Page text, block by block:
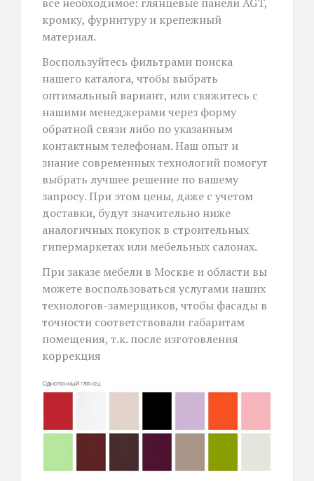
кромку, фурнитуру и крепежный
материал.
Воспользуйтесь фильтрами поиска
нашего каталога, чтобы выбрать
оптимальный вариант, или свяжитесь с
нашими менеджерами через форму
обратной связи либо по указанным
контактным телефонам. Наш опыт и
знание современных технологий помогут
выбрать лучшее решение по вашему
запросу. При этом цены, даже с учетом
доставки, будут значительно ниже
аналогичных покупок в строительных
гипермаркетах или мебельных салонах.
При заказе мебели в Москве и области вы
можете воспользоваться услугами наших
технологов-замерщиков, чтобы фасады в
точности соответствовали габаритам
помещения, т.к. после изготовления
коррекция